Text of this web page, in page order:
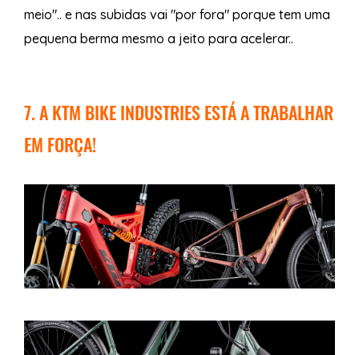
meio".. e nas subidas vai "por fora" porque tem uma
pequena berma mesmo a jeito para acelerar..
7. A KTM BIKE INDUSTRIES ESTÁ A TRABALHAR
EM FORÇA!